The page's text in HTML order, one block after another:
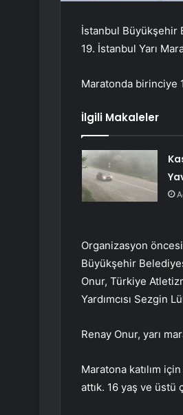
İstanbul Büyükşehir
19. İstanbul Yarı
Maratonda birinciye
İlgili Makaleler
Organizasyon
Büyükşehir
Onur, Türkiye
Yardımcısı Sezgin
Renay Onur, yarı
Maratona katılım
attık. 16 yaş ve